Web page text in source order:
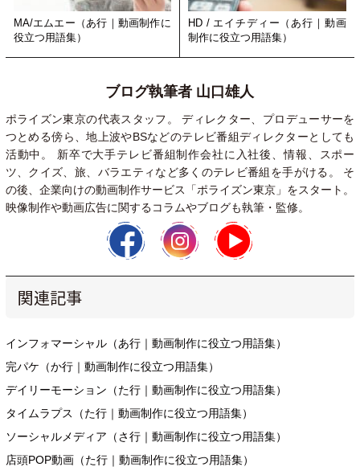
MA/エムエー（あ行｜動画制作に
役立つ用語集）
HD / エイチディー（あ行｜動画
制作に役立つ用語集）
ブログ執筆者 山口雄人
ポライズン東京の代表スタッフ。 ディレクター、プロデューサーを
つとめる傍ら、地上波やBSなどのテレビ番組ディレクターとしても
活動中。 新卒で大手テレビ番組制作会社に入社後、情報、スポー
ツ、クイズ、旅、バラエティなど多くのテレビ番組を手がける。 そ
の後、企業向けの動画制作サービス「ポライズン東京」をスタート。
映像制作や動画広告に関するコラムやブログも執筆・監修。
関連記事
インフォマーシャル（あ行｜動画制作に役立つ用語集）
完パケ（か行｜動画制作に役立つ用語集）
デイリーモーション（た行｜動画制作に役立つ用語集）
タイムラプス（た行｜動画制作に役立つ用語集）
ソーシャルメディア（さ行｜動画制作に役立つ用語集）
店頭POP動画（た行｜動画制作に役立つ用語集）